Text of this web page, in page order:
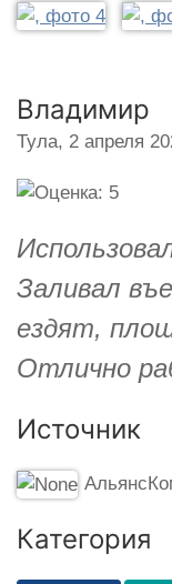
Владимир
Тула, 2 апреля
Заливал
ездят,
Отлично
Источник
Категория